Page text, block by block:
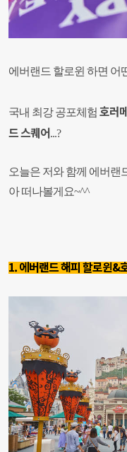
에버랜드 할로윈 하면 어
국내 최강 공포체험호러
드 스퀘어...?
오늘은 저와 함께 에버랜
아 떠나볼게요~^^
1. 에버랜드 해피 할로윈&